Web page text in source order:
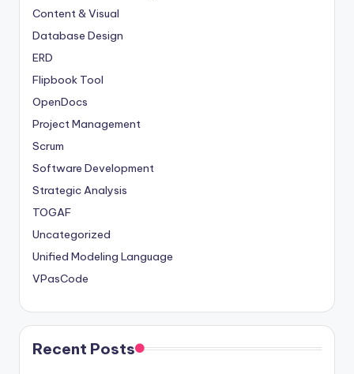
Content & Visual
Database Design
ERD
Flipbook Tool
OpenDocs
Project Management
Scrum
Software Development
Strategic Analysis
TOGAF
Uncategorized
Unified Modeling Language
VPasCode
Recent Posts